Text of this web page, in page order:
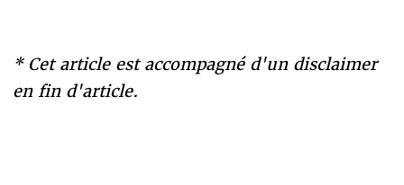
* Cet article est accompagné d'un disclaimer
en fin d'article.